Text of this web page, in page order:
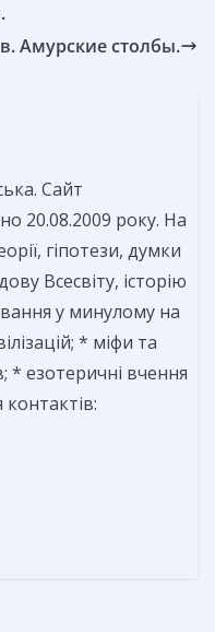
Амурские столбы.
Сайт
20.08.2009 року. На
гіпотези, думки
Всесвіту, історію
у минулому на
* міфи та
* езотеричні вчення